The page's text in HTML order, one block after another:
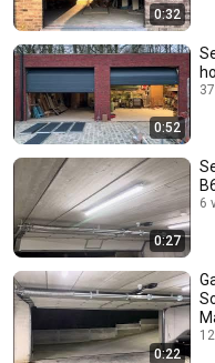
0:32
0:52
0:27
6
0:22